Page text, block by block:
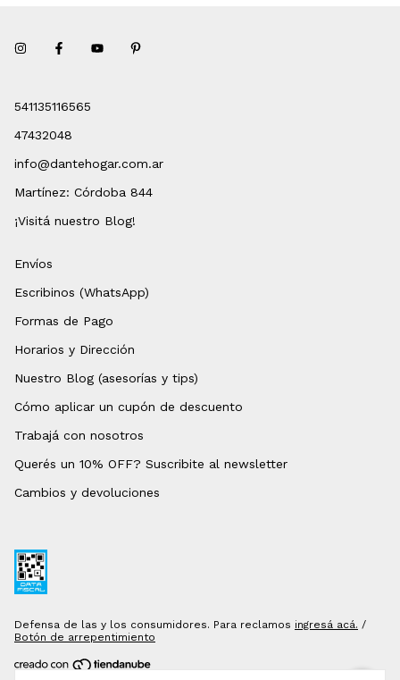
541135116565
47432048
info@dantehogar.com.ar
Martínez: Córdoba 844
¡Visitá nuestro Blog!
Envíos
Escribinos (WhatsApp)
Formas de Pago
Horarios y Dirección
Nuestro Blog (asesorías y tips)
Cómo aplicar un cupón de descuento
Trabajá con nosotros
Querés un 10% OFF? Suscribite al newsletter
Cambios y devoluciones
Defensa de las y los consumidores. Para reclamos ingresá acá. /
Botón de arrepentimiento